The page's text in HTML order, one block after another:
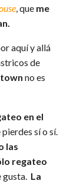
, que me
aquí y allá
de
no es
en el
sí o sí.
las
regateo
gusta. La